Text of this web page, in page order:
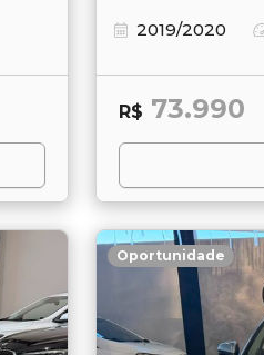
2019/2020
R$ 73.990
Oportunidade